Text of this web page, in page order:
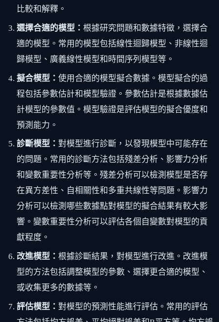
比較和解釋。
選擇合適的模型： 根據研究問題和數據特徵，選擇合
適的模型。常用的模型包括線性迴歸模型、非線性迴
歸模型、廣義線性模型和時間序列模型等。
擬合模型： 使用合適的模型擬合數據。模型擬合的過
程包括參數估計和模型驗證。參數估計是根據數據估
計模型的參數值。模型驗證是評估模型的擬合優度和
預測能力。
診斷模型： 對模型進行診斷，以發現模型中可能存在
的問題。常用的診斷方法包括殘差分析、影響力分析
和變數重要性分析等。殘差分析可以檢測模型是否存
在異方差性、自相關性和多重共線性等問題。影響力
分析可以檢測哪些數據點對模型的擬合結果有較大影
響。變數重要性分析可以評估各個自變數對模型的貢
獻程度。
改進模型： 根據診斷結果，對模型進行改進。改進模
型的方法包括調整模型的參數、選擇更合適的模型、
或收集更多的數據等。
評估模型： 對模型的預測性能進行評估。常用的評估